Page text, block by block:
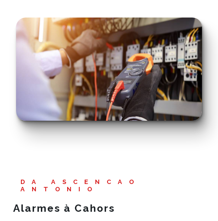
DA ASCENCAO
ANTONIO
alarmes à Cahors